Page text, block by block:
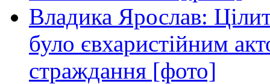
Владика Ярослав:
було євхаристійним
страждання [фото]